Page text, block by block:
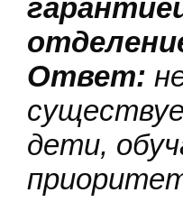
Ответ:
дети,